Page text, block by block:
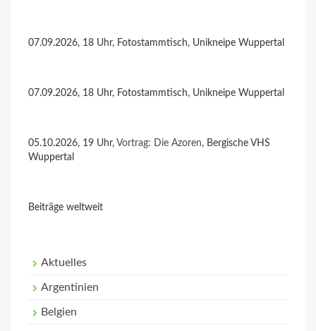
07.09.2026, 18 Uhr, Fotostammtisch, Unikneipe Wuppertal
07.09.2026, 18 Uhr, Fotostammtisch, Unikneipe Wuppertal
05.10.2026, 19 Uhr, Vortrag: Die Azoren, Bergische VHS
Wuppertal
Beiträge weltweit
Aktuelles
Argentinien
Belgien